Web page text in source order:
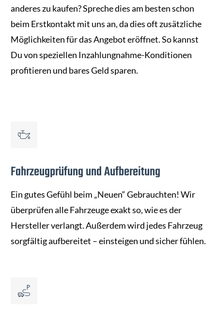
anderes zu kaufen? Spreche dies am besten schon
beim Erstkontakt mit uns an, da dies oft zusätzliche
Möglichkeiten für das Angebot eröffnet. So kannst
Du von speziellen Inzahlungnahme-Konditionen
profitieren und bares Geld sparen.
Fahrzeugprüfung und Aufbereitung
Ein gutes Gefühl beim „Neuen“ Gebrauchten! Wir
überprüfen alle Fahrzeuge exakt so, wie es der
Hersteller verlangt. Außerdem wird jedes Fahrzeug
sorgfältig aufbereitet – einsteigen und sicher fühlen.